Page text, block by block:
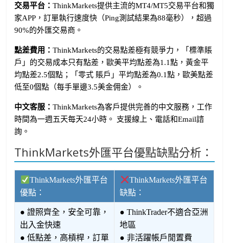
交易平台：ThinkMarkets提供主流的MT4/MT5交易平台和獨
家APP，訂單執行速度快（Ping測試結果為88毫秒），超過
90%的外匯交易商。
點差費用：ThinkMarkets的交易點差極有競爭力，「標準賬
戶」的交易成本只有點差，歐美平均點差為1.1點，黃金平
均點差2.5個點；「零式 賬戶」平均點差為0.1點，歐美點差
低至0個點（每手單邊3.5美金佣金）。
中文客服：ThinkMarkets為客戶提供完善的中文服務，工作
時間為一週五天每天24小時。 支援線上、電話和Email諮
詢。
ThinkMarkets外匯平台優點缺點分析：
ThinkMarkets外匯平台
優點：
ThinkMarkets外匯平台
缺點：
● 證照齊全，安全可靠，
出入金快速
● 低點差，高槓桿，訂單
● ThinkTrader不適合亞洲
地區
● 非活躍帳戶閒置費